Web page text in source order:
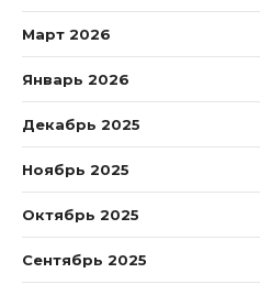
Март 2026
Январь 2026
Декабрь 2025
Ноябрь 2025
Октябрь 2025
Сентябрь 2025